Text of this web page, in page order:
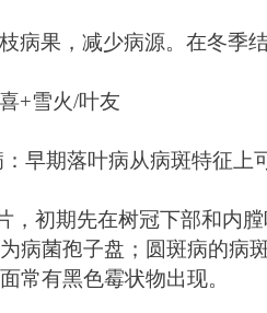
病果，减少病源。在冬季
+雪火/叶友
早期落叶病从病斑特征上
，初期先在树冠下部和内
病菌孢子盘；圆斑病的病
常有黑色霉状物出现。